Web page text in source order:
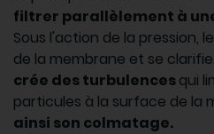
filtrer parallèlement à
Sous l'action de la pression,
de la membrane et se
crée des turbulencesqui
particules à la surface de la
ainsi son colmatage.